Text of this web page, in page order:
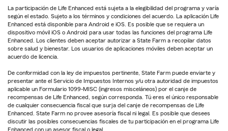
La participación de Life Enhanced está sujeta a la elegibilidad del programa y varía
según el estado. Sujeto a los términos y condiciones del acuerdo. La aplicación Life
Enhanced está disponible para Android e iOS. Es posible que se requiera un
dispositivo móvil iOS o Android para usar todas las funciones del programa Life
Enhanced. Los clientes deben aceptar autorizar a State Farm a recopilar datos
sobre salud y bienestar. Los usuarios de aplicaciones móviles deben aceptar un
acuerdo de licencia.
De conformidad con la ley de impuestos pertinente, State Farm puede enviarte y
presentar ante el Servicio de Impuestos Internos y/u otra autoridad de impuestos
aplicable un Formulario 1099-MISC (ingresos misceláneos) por el canje de
recompensas de Life Enhanced, según corresponda. Tú eres el único responsable
de cualquier consecuencia fiscal que surja del canje de recompensas de Life
Enhanced. State Farm no provee asesoría fiscal ni legal. Es posible que desees
discutir las posibles consecuencias fiscales de tu participación en el programa Life
Enhanced con un asesor fiscal o legal.